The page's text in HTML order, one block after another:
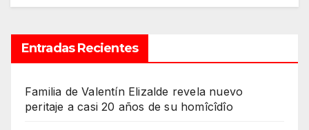
Entradas Recientes
Familia de Valentín Elizalde revela nuevo
peritaje a casi 20 años de su homîcîdîo